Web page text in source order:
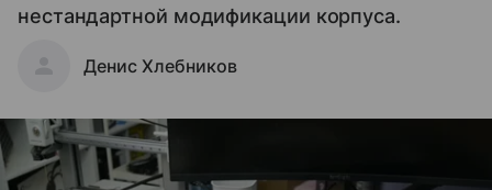
нестандартной модификации корпуса.
Денис Хлебников